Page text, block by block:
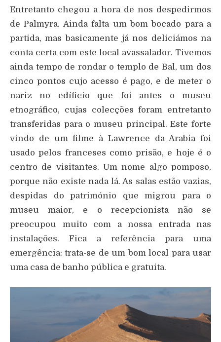
Entretanto chegou a hora de nos despedirmos
de Palmyra. Ainda falta um bom bocado para a
partida, mas basicamente já nos deliciámos na
conta certa com este local avassalador. Tivemos
ainda tempo de rondar o templo de Bal, um dos
cinco pontos cujo acesso é pago, e de meter o
nariz no edíficio que foi antes o museu
etnográfico, cujas colecções foram entretanto
transferidas para o museu principal. Este forte
vindo de um filme à Lawrence da Arabia foi
usado pelos franceses como prisão, e hoje é o
centro de visitantes. Um nome algo pomposo,
porque não existe nada lá. As salas estão vazias,
despidas do património que migrou para o
museu maior, e o recepcionista não se
preocupou muito com a nossa entrada nas
instalações. Fica a referência para uma
emergência: trata-se de um bom local para usar
uma casa de banho pública e gratuita.